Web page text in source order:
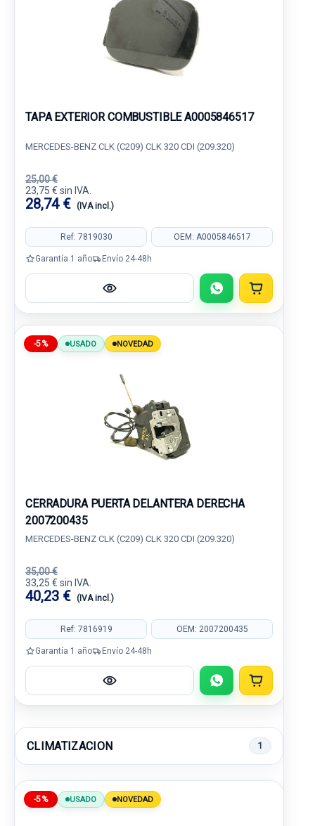
TAPA EXTERIOR COMBUSTIBLE A0005846517
MERCEDES-BENZ CLK (C209) CLK 320 CDI (209.320)
25,00 €
23,75 € sin IVA.
28,74 € (IVA incl.)
Ref: 7819030 OEM: A0005846517
Garantía 1 año Envío 24-48h
-5% USADO NOVEDAD
CERRADURA PUERTA DELANTERA DERECHA
2007200435
MERCEDES-BENZ CLK (C209) CLK 320 CDI (209.320)
35,00 €
33,25 € sin IVA.
40,23 € (IVA incl.)
Ref: 7816919 OEM: 2007200435
Garantía 1 año Envío 24-48h
CLIMATIZACION 1
-5% USADO NOVEDAD